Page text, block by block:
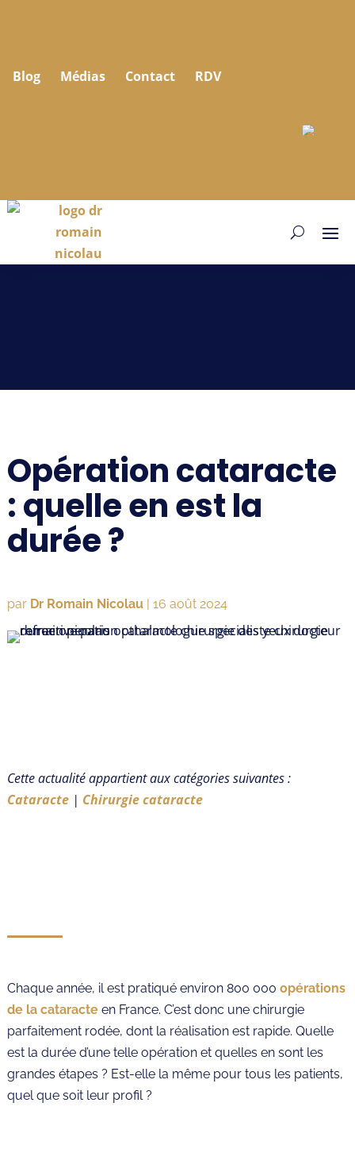
Blog Médias Contact RDV
Opération cataracte
: quelle en est la
durée ?
par Dr Romain Nicolau| 16 août 2024
Cette actualité appartient aux catégories suivantes :
Cataracte| Chirurgie cataracte
Chaque année, il est pratiqué environ 800 000 opérations
de la cataracteen France. C’est donc une chirurgie
parfaitement rodée, dont la réalisation est rapide. Quelle
est la durée d’une telle opération et quelles en sont les
grandes étapes ? Est-elle la même pour tous les patients,
quel que soit leur profil ?